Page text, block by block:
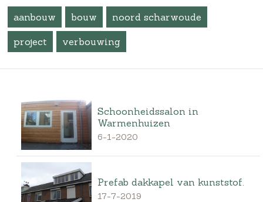
aanbouw bouw noord scharwoude
project verbouwing
Schoonheidssalon in
Warmenhuizen
6-1-2020
Prefab dakkapel van kunststof.
17-7-2019